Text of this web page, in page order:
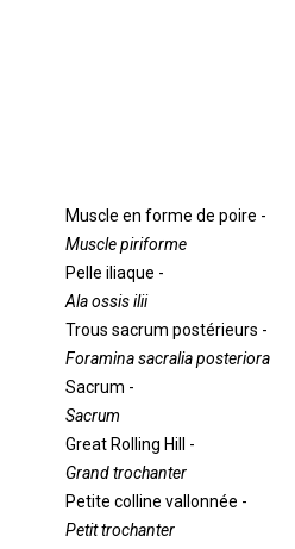
Muscle en forme de poire -
Muscle piriforme
Pelle iliaque -
Ala ossis ilii
Trous sacrum postérieurs -
Foramina sacralia posteriora
Sacrum -
Sacrum
Great Rolling Hill -
Grand trochanter
Petite colline vallonnée -
Petit trochanter